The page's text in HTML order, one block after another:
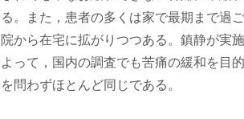
。また，患者の多くは家で最期まで過
から在宅に拡がりつつある。鎮静が実
って，国内の調査でも苦痛の緩和を目
問わずほとんど同じである。